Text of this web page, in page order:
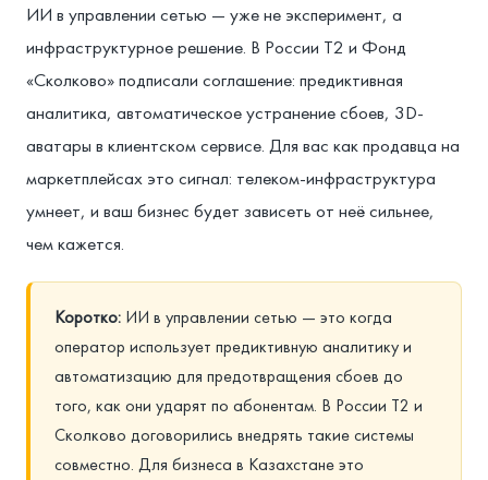
ИИ в управлении сетью — уже не эксперимент, а
инфраструктурное решение. В России Т2 и Фонд
«Сколково» подписали соглашение: предиктивная
аналитика, автоматическое устранение сбоев, 3D-
аватары в клиентском сервисе. Для вас как продавца на
маркетплейсах это сигнал: телеком-инфраструктура
умнеет, и ваш бизнес будет зависеть от неё сильнее,
чем кажется.
Коротко: ИИ в управлении сетью — это когда
оператор использует предиктивную аналитику и
автоматизацию для предотвращения сбоев до
того, как они ударят по абонентам. В России Т2 и
Сколково договорились внедрять такие системы
совместно. Для бизнеса в Казахстане это